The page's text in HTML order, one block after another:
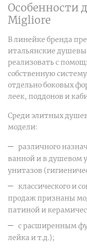
Особенности
Migliore
В линейке бренда
итальянские
реализовать с
собственную
отдельно боковых
леек, поддонов и
Среди элитных
модели:
различного
ванной и в душевом
унитазов
классического и
продаж признаны
патиной и
с расширенным
лейка и т.д.);